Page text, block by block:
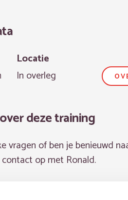
Locatie
In overleg
deze training
vragen of ben je benieuwd
op met Ronald.